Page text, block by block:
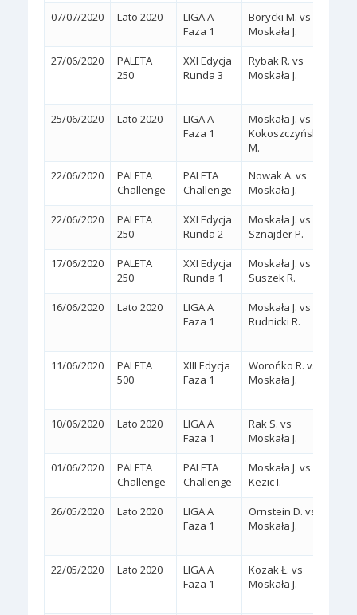
07/07/2020 Lato 2020
LIGA A
Faza 1
Borycki M. vs
Moskała J.
27/06/2020
PALETA
250
XXI Edycja
Runda 3
Rybak R. vs
Moskała J.
25/06/2020 Lato 2020
LIGA A
Faza 1
Moskała J. vs
Kokoszczyński
M.
22/06/2020
PALETA
Challenge
PALETA
Challenge
Nowak A. vs
Moskała J.
22/06/2020
PALETA
250
XXI Edycja
Runda 2
Moskała J. vs
Sznajder P.
17/06/2020
PALETA
250
XXI Edycja
Runda 1
Moskała J. vs
Suszek R.
16/06/2020 Lato 2020
LIGA A
Faza 1
Moskała J. vs
Rudnicki R.
11/06/2020
PALETA
500
XIII Edycja
Faza 1
Worońko R. vs
Moskała J.
10/06/2020 Lato 2020
LIGA A
Faza 1
Rak S. vs
Moskała J.
01/06/2020
PALETA
Challenge
PALETA
Challenge
Moskała J. vs
Kezic I.
26/05/2020 Lato 2020
LIGA A
Faza 1
Ornstein D. vs
Moskała J.
22/05/2020 Lato 2020
LIGA A
Faza 1
Kozak Ł. vs
Moskała J.